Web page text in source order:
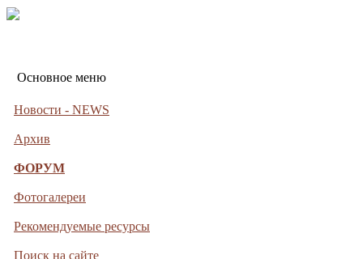
Основное меню
Новости - NEWS
Архив
ФОРУМ
Фотогалереи
Рекомендуемые ресурсы
Поиск на сайте